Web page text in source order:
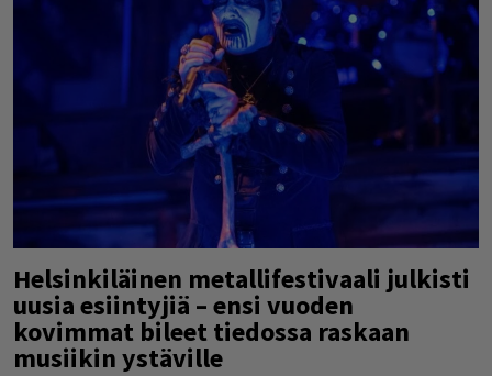
Helsinkiläinen metallifestivaali julkisti
uusia esiintyjiä – ensi vuoden
kovimmat bileet tiedossa raskaan
musiikin ystäville